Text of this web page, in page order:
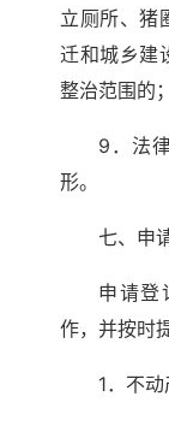
立厕所、猪
迁和城乡建
整治范围的；
9．法
形。
七、申
申请登
作，并按时
1．不